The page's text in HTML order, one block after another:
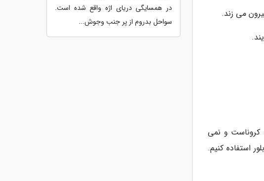
می زند.
کروناست و نمی
استفاده کنیم.
در همسایگی دریای اژه واقع شده است.
سواحل بدروم از پر جنب وجوش...